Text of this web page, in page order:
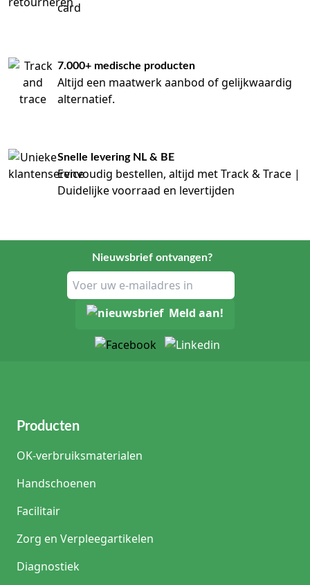
card
7.000+ medische producten
Altijd een maatwerk aanbod of gelijkwaardig
alternatief.
Snelle levering NL & BE
Eenvoudig bestellen, altijd met Track & Trace |
Duidelijke voorraad en levertijden
Nieuwsbrief ontvangen?
Meld aan!
Producten
OK-verbruiksmaterialen
Handschoenen
Facilitair
Zorg en Verpleegartikelen
Diagnostiek